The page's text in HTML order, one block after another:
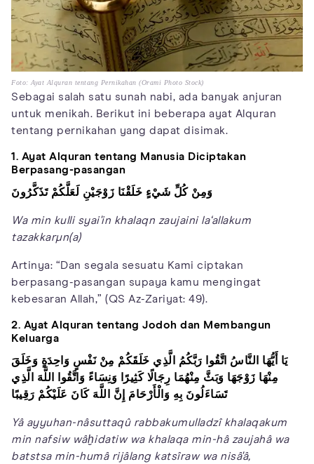
Foto: Ayat Alquran tentang Pernikahan (Orami Photo Stock)
Sebagai salah satu sunah nabi, ada banyak anjuran
untuk menikah. Berikut ini beberapa ayat Alquran
tentang pernikahan yang dapat disimak.
1. Ayat Alquran tentang Manusia Diciptakan
Berpasang-pasangan
وَمِنْ كُلِّ شَيْءٍ خَلَقْنَا زَوْجَيْنِ لَعَلَّكُمْ تَذَكَّرُونَ
Wa min kulli syai'in khalaqn zaujaini la‘allakum
tazakkarµn(a)
Artinya: “Dan segala sesuatu Kami ciptakan
berpasang-pasangan supaya kamu mengingat
kebesaran Allah,” (QS Az-Zariyat: 49).
2. Ayat Alquran tentang Jodoh dan Membangun
Keluarga
يَا أَيُّهَا النَّاسُ اتَّقُوا رَبَّكُمُ الَّذِي خَلَقَكُمْ مِنْ نَفْسٍ وَاحِدَةٍ وَخَلَقَ
مِنْهَا زَوْجَهَا وَبَثَّ مِنْهُمَا رِجَالًا كَثِيرًا وَنِسَاءً وَاتَّقُوا اللَّهَ الَّذِي
تَسَاءَلُونَ بِهِ وَالْأَرْحَامَ إِنَّ اللَّهَ كَانَ عَلَيْكُمْ رَقِيبًا
Yâ ayyuhan-nâsuttaqû rabbakumulladzî khalaqakum
min nafsiw wâḫidatiw wa khalaqa min-hâ zaujahâ wa
batstsa min-humâ rijâlang katsîraw wa nisâ'â,